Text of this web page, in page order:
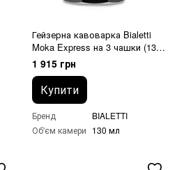
Гейзерна кавоварка Bialetti
Moka Express на 3 чашки (130
мл) Чорна
1 915 грн
Купити
Бренд
BIALETTI
Об'єм камери 130 мл